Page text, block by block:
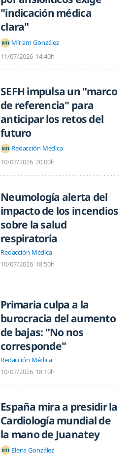
"indicación médica
clara"
Míriam González
11/07/2026 14:40h
SEFH impulsa un "marco
de referencia" para
anticipar los retos del
futuro
Redacción Médica
10/07/2026 20:00h
Neumología alerta del
impacto de los incendios
sobre la salud
respiratoria
Redacción Médica
10/07/2026 18:50h
Primaria culpa a la
burocracia del aumento
de bajas: "No nos
corresponde"
Redacción Médica
10/07/2026 18:10h
España mira a presidir la
Cardiología mundial de
la mano de Juanatey
Elena González